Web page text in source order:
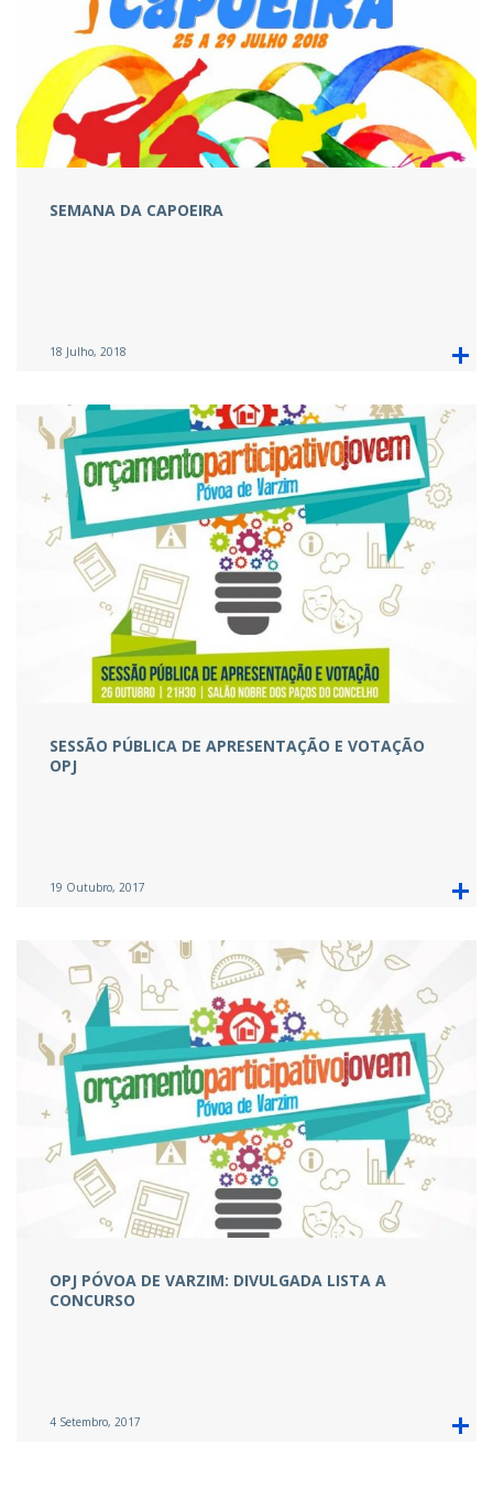
SEMANA DA CAPOEIRA
18 Julho, 2018
SESSÃO PÚBLICA DE APRESENTAÇÃO E VOTAÇÃO
OPJ
19 Outubro, 2017
OPJ PÓVOA DE VARZIM: DIVULGADA LISTA A
CONCURSO
4 Setembro, 2017